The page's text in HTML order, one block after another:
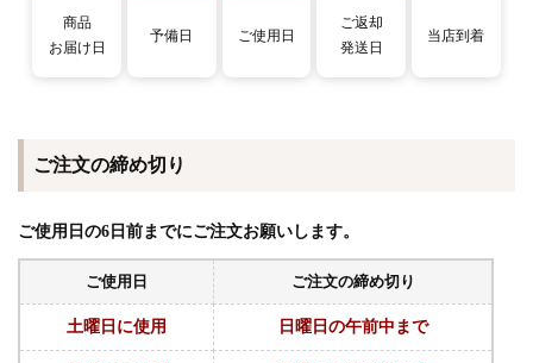
商品
お届け日
予備日 ご使用日
ご返却
発送日
当店到着
ご注文の締め切り
ご使用日の6日前までにご注文お願いします。
ご使用日 ご注文の締め切り
土曜日に使用 日曜日の午前中まで